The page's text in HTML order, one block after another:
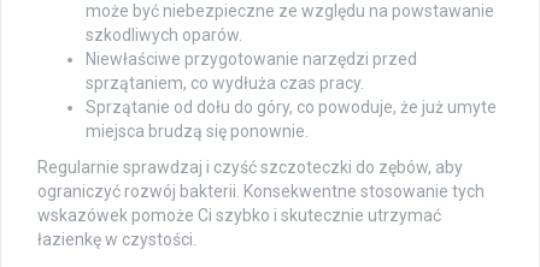
może być niebezpieczne ze względu na powstawanie
szkodliwych oparów.
Niewłaściwe przygotowanie narzędzi przed
sprzątaniem, co wydłuża czas pracy.
Sprzątanie od dołu do góry, co powoduje, że już umyte
miejsca brudzą się ponownie.
Regularnie sprawdzaj i czyść szczoteczki do zębów, aby
ograniczyć rozwój bakterii. Konsekwentne stosowanie tych
wskazówek pomoże Ci szybko i skutecznie utrzymać
łazienkę w czystości.